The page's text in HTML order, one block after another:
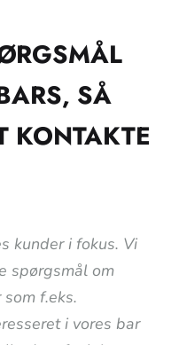
SÅ
KONTAKTE
kunder i fokus. Vi
spørgsmål om
f.eks.
i vores bar